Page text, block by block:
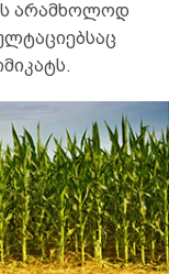
არამხოლოდ